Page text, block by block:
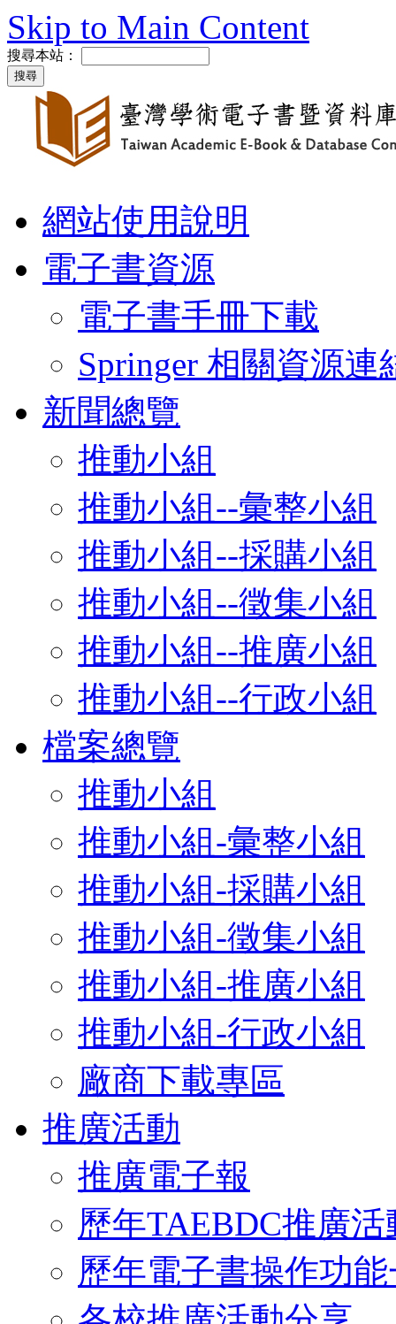
Skip to Main Content
搜尋本站：
網站使用說明
電子書資源
電子書手冊下載
Springer 相關資源連
新聞總覽
推動小組
推動小組--彙整小組
推動小組--採購小組
推動小組--徵集小組
推動小組--推廣小組
推動小組--行政小組
檔案總覽
推動小組
推動小組-彙整小組
推動小組-採購小組
推動小組-徵集小組
推動小組-推廣小組
推動小組-行政小組
廠商下載專區
推廣活動
推廣電子報
歷年TAEBDC推廣活
歷年電子書操作功